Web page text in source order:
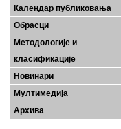
Календар публиковања
Обрасци
Методологије и
класификације
Новинари
Мултимедија
Архива